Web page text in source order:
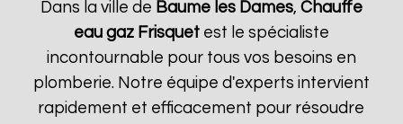
Dans la ville de Baume les Dames, Chauffe
eau gaz Frisquetest le spécialiste
incontournable pour tous vos besoins en
plomberie. Notre équipe d'experts intervient
rapidement et efficacement pour résoudre